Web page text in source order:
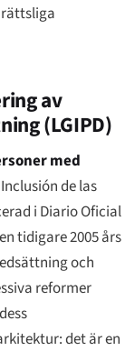
av
(LGIPD)
med
de las
i Diario Oficial
tidigare 2005 års
och
reformer
det är en